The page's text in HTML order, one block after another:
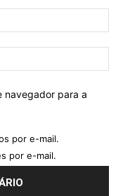
navegador para a
por e-mail.
por e-mail.